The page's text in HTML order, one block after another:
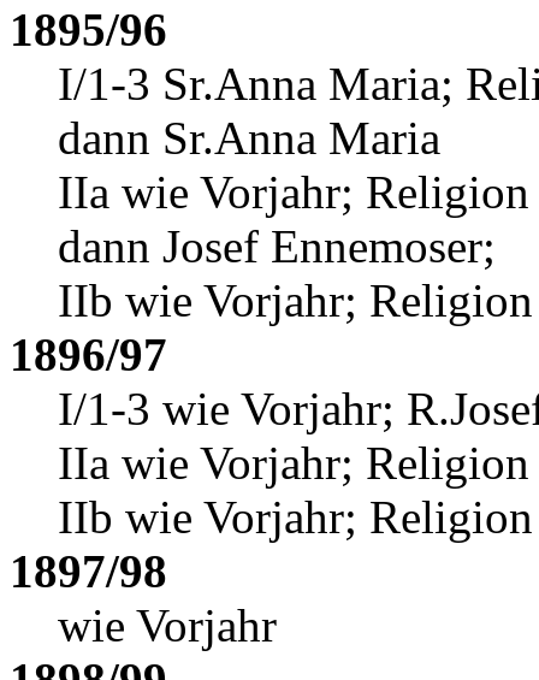
1895/96
I/1-3 Sr.Anna Maria;
dann Sr.Anna Maria
IIa wie Vorjahr; Religion
dann Josef Ennemoser;
IIb wie Vorjahr;
1896/97
I/1-3 wie Vorjahr;
IIa wie Vorjahr; Religion
IIb wie Vorjahr; Religion
1897/98
wie Vorjahr